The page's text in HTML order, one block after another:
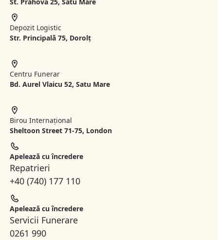
St. Prahova 25, Satu Mare
Depozit Logistic
Str. Principală 75, Dorolț
Centru Funerar
Bd. Aurel Vlaicu 52, Satu Mare
Birou Internațional
Sheltoon Street 71-75, London
Apelează cu încredere
Repatrieri
+40 (740) 177 110
Apelează cu încredere
Servicii Funerare
0261 990